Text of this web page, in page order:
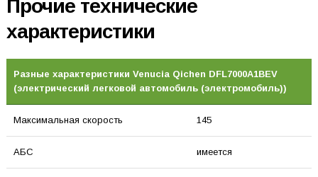
Прочие технические
характеристики
Разные характеристики Venucia Qichen DFL7000A1BEV
(электрический легковой автомобиль (электромобиль))
Максимальная скорость 145
АБС имеется